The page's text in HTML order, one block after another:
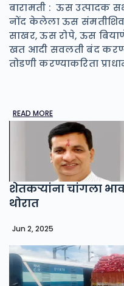
बारामती : ऊस उत्पादक
नोंद केलेला ऊस
साखर, ऊस रोपे, ऊस
खत आदी सवलती बंद
तोडणी करण्याकरिता
READ MORE
शेतकऱ्यांना चांगला
थोरात
Jun 2, 2025